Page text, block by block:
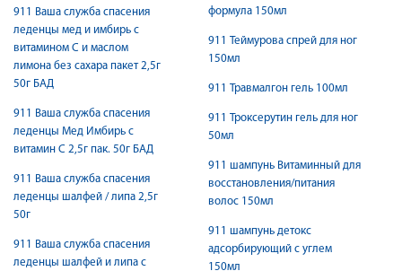
911 Ваша служба спасения
леденцы мед и имбирь с
витамином C и маслом
лимона без сахара пакет 2,5г
50г БАД
911 Ваша служба спасения
леденцы Мед Имбирь с
витамин C 2,5г пак. 50г БАД
911 Ваша служба спасения
леденцы шалфей / липа 2,5г
50г
911 Ваша служба спасения
леденцы шалфей и липа с
формула 150мл
911 Теймурова спрей для ног
150мл
911 Травмалгон гель 100мл
911 Троксерутин гель для ног
50мл
911 шампунь Витаминный для
восстановления/питания
волос 150мл
911 шампунь детокс
адсорбирующий с углем
150мл